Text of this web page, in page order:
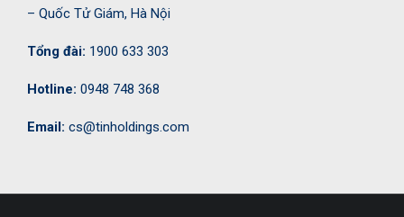
– Quốc Tử Giám, Hà Nội
Tổng đài: 1900 633 303
Hotline: 0948 748 368
Email: cs@tinholdings.com